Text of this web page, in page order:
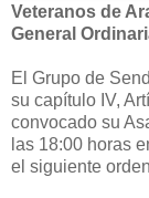
Veteranos de
General
El Grupo de
su capítulo IV,
convocado su
las 18:00 horas
el siguiente